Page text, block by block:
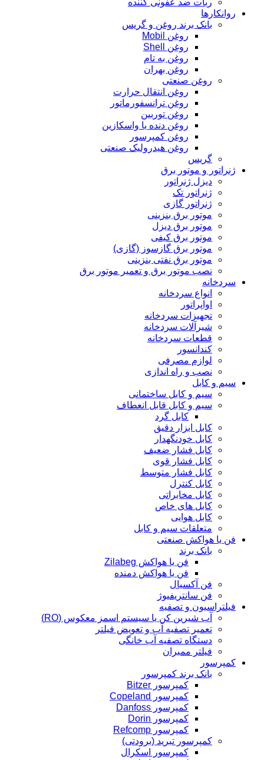
ربات ضد عفونی کننده
روانکارها
بانک برند روغن و گریس
روغن Mobil
روغن Shell
روغن به تام
روغن بهران
روغن صنعتی
روغن انتقال حرارت
روغن ترانسفورماتور
روغن توربین
روغن دنده یا واسکازین
روغن کمپرسور
روغن هیدرولیک صنعتی
گریس
ژنراتور و موتور برق
دیزل ژنراتور
ژنراتور تک
ژنراتور گازی
موتور برق بنزینی
موتور برق دیزل
موتور برق کیفی
موتور برق گازسوز (گازی)
موتور برق نفتی بنزینی
نصب موتور برق و تعمیر موتور برق
سردخانه
انواع سردخانه
اواپراتور
تجهیزات سردخانه
شیرآلات سردخانه
قطعات سردخانه
کندانسور
لوازم مصرفی
نصب و راه اندازی
سیم و کابل
سیم و کابل ساختمانی
سیم و کابل قابل انعطاف
کابل گرد
کابل ابزار دقیق
کابل خودنگهدار
کابل فشار ضعیف
کابل فشار قوی
کابل فشار متوسط
کابل کنترل
کابل مخابراتی
کابل های خاص
کابل هوایی
متعلقات سیم و کابل
فن یا هواکش صنعتی
بانک برند
فن یا هواکش Zilabeg
فن یا هواکش دمنده
فن آکسیال
فن سانتریفیوژ
فیلتراسیون و تصفیه
آب شیرین کن یا سیستم اسمز معکوس (RO)
تعمیر تصفیه آب و تعویض فیلتر
دستگاه تصفیه آب خانگی
فیلتر ممبران
کمپرسور
بانک برند کمپرسور
کمپرسور Bitzer
کمپرسور Copeland
کمپرسور Danfoss
کمپرسور Dorin
کمپرسور Refcomp
کمپرسور تبرید (برودتی)
کمپرسور اسکرال